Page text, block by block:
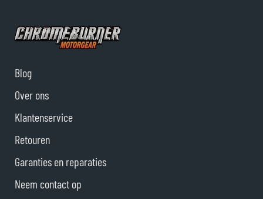
Blog
Over ons
Klantenservice
Retouren
Garanties en reparaties
Neem contact op